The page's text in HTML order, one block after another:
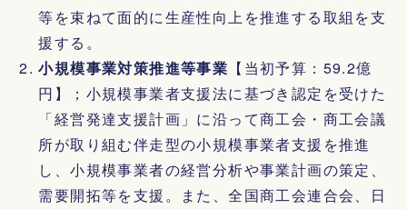
等を束ねて面的に生産性向上を推進する取組を支
援する。
小規模事業対策推進等事業 【当初予算：59.2億
円】；小規模事業者支援法に基づき認定を受けた
「経営発達支援計画」に沿って商工会・商工会議
所が取り組む伴走型の小規模事業者支援を推進
し、小規模事業者の経営分析や事業計画の策定、
需要開拓等を支援。また、全国商工会連合会、日